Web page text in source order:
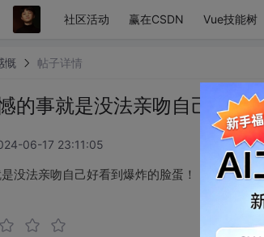
社区活动 赢在CSDN Vue技能树
慨 帖子详情
的事就是没法亲吻自己好看
06-17 23:11:05
没法亲吻自己好看到爆炸的脸蛋！